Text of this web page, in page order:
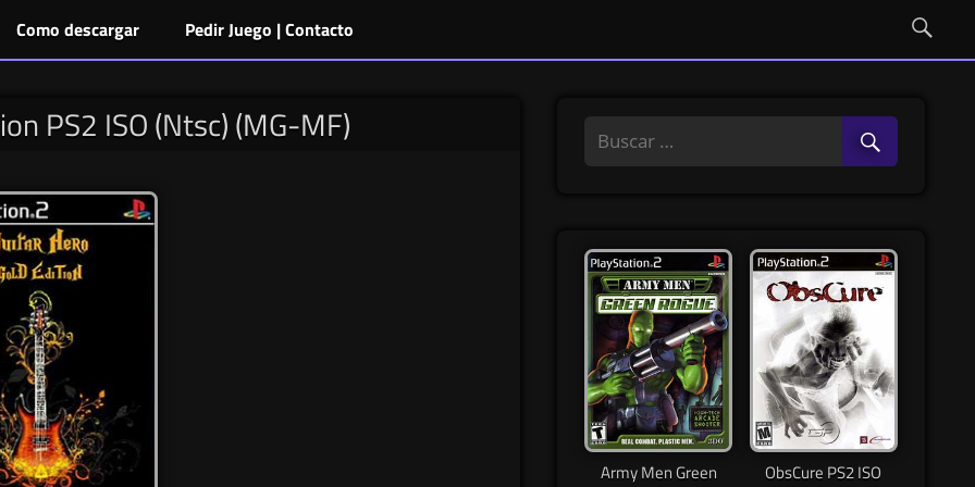
Como descargar Pedir Juego | Contacto
PS2 ISO (Ntsc) (MG-MF)
Army Men Green
ObsCure PS2 ISO